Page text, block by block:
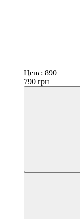
Цена: 890
790 грн